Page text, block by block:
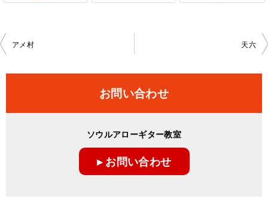
投
ビ
アメ村 天六
お問い合わせ
ソウルアローギター教室
▸ お問い合わせ